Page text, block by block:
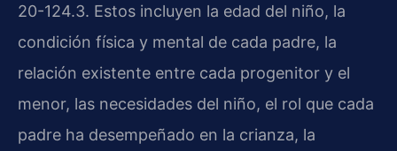
20-124.3. Estos incluyen la edad del niño, la
condición física y mental de cada padre, la
relación existente entre cada progenitor y el
menor, las necesidades del niño, el rol que cada
padre ha desempeñado en la crianza, la